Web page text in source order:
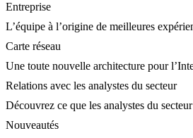
Entreprise
L’équipe à l’origine de meilleures
Carte réseau
Une toute nouvelle architecture pour
Relations avec les analystes du secteur
Découvrez ce que les analystes du
Nouveautés